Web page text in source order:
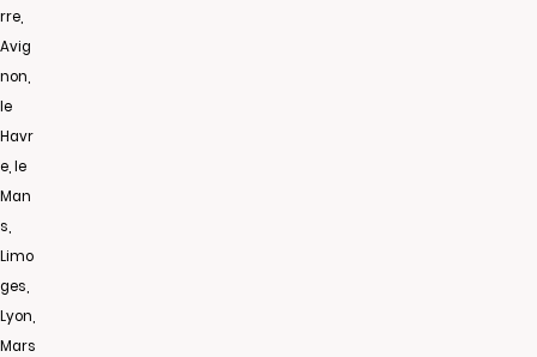
rre,
Avig
non,
le
Havr
e, le
Man
s,
Limo
ges,
Lyon,
Mars